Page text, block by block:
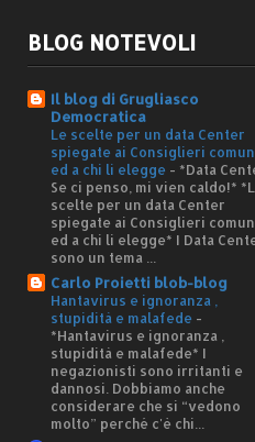
BLOG NOTEVOLI
Il blog di Grugliasco
Democratica
Le scelte per un data Center
spiegate ai Consiglieri
ed a chi li elegge - *Data
Se ci penso, mi vien caldo!*
scelte per un data Center
spiegate ai Consiglieri
ed a chi li elegge* I Data
sono un tema ...
Carlo Proietti blob-blog
Hantavirus e ignoranza ,
stupidità e malafede -
*Hantavirus e ignoranza ,
stupidità e malafede* I
negazionisti sono irritanti e
dannosi. Dobbiamo anche
considerare che si “vedono
molto” perché c'è chi...